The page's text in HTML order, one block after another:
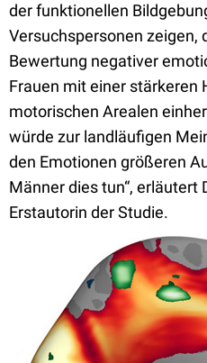
der funktionellen
Versuchspersonen zeigen,
Bewertung negativer
Frauen mit einer stärkeren
motorischen Arealen
würde zur landläufigen
den Emotionen größeren
Männer dies tun“, erläutert
Erstautorin der Studie.